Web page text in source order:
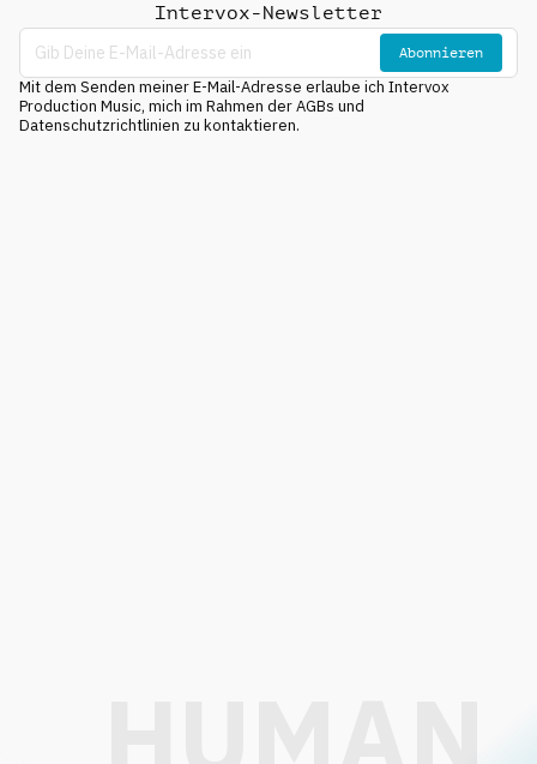
Intervox-Newsletter
Abonnieren
Mit dem Senden meiner E-Mail-Adresse erlaube ich Intervox
Production Music, mich im Rahmen der AGBs und
Datenschutzrichtlinien zu kontaktieren.